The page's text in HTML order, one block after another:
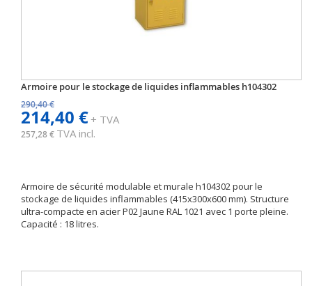
Armoire pour le stockage de liquides inflammables h104302
290,40 €
214,40 €+ TVA
257,28 € TVA incl.
Armoire de sécurité modulable et murale h104302 pour le
stockage de liquides inflammables (415x300x600 mm). Structure
ultra-compacte en acier P02 Jaune RAL 1021 avec 1 porte pleine.
Capacité : 18 litres.